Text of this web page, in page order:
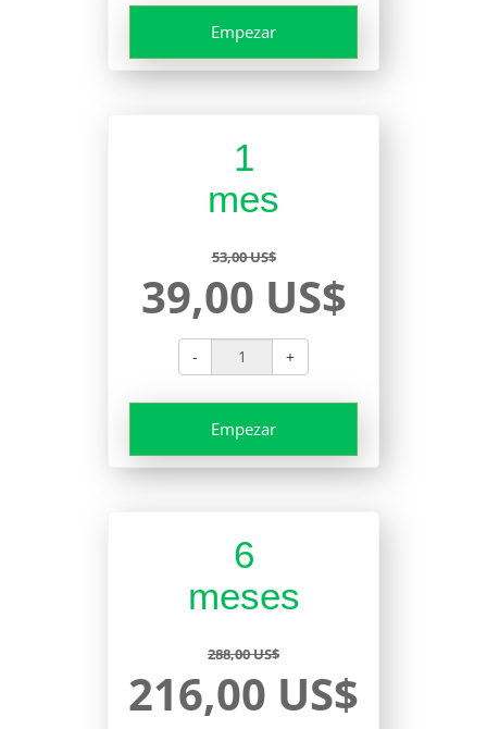
Empezar
1
mes
53,00 US$
39,00 US$
- +
Empezar
6
meses
288,00 US$
216,00 US$